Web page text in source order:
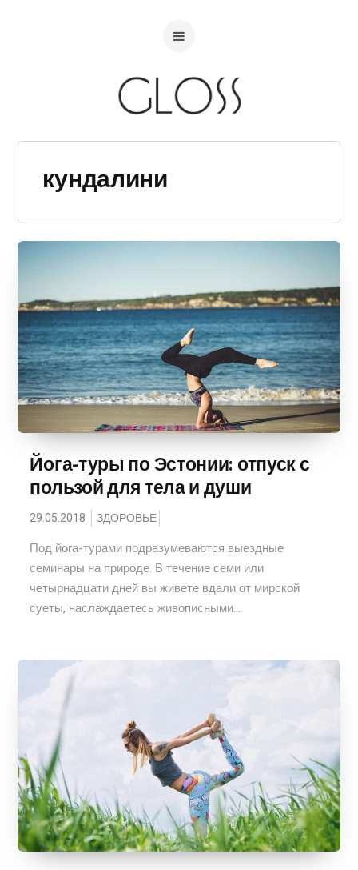
кундалини
Йога-туры по Эстонии: отпуск с
пользой для тела и души
29.05.2018 ЗДОРОВЬЕ
Под йога-турами подразумеваются выездные
семинары на природе. В течение семи или
четырнадцати дней вы живете вдали от мирской
суеты, наслаждаетесь живописными...